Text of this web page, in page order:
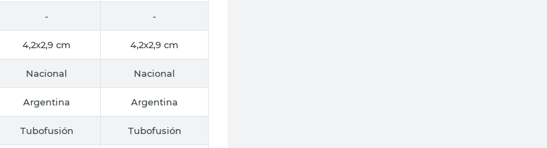
- -
4,2x2,9 cm 4,2x2,9 cm
Nacional Nacional
Argentina Argentina
Tubofusión Tubofusión